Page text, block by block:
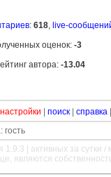
: 618, live-
оценок: -3
автора: -13.04
настройки поиск справка
гость
1.9.3 | активных за сутки /
являются
—————————